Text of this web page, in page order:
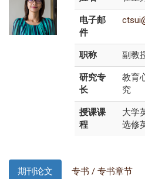
电子邮
件
职称 副教
研究专
长
教育
究
授课课
程
大学
选修
期刊论文 专书 / 专书章节